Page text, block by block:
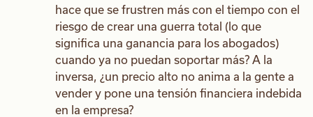
hace que se frustren más con el tiempo con el
riesgo de crear una guerra total (lo que
significa una ganancia para los abogados)
cuando ya no puedan soportar más? A la
inversa, ¿un precio alto no anima a la gente a
vender y pone una tensión financiera indebida
en la empresa?